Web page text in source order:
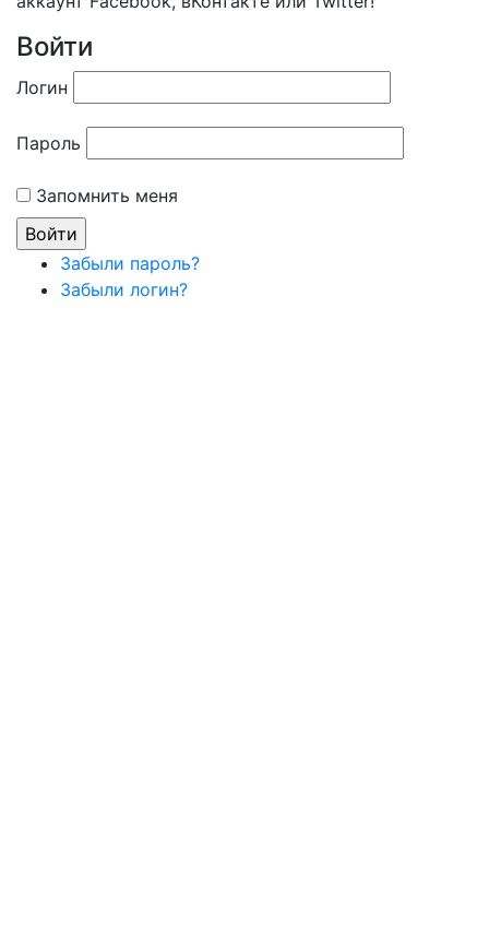
Войти
Логин
Пароль
Запомнить меня
Забыли пароль?
Забыли логин?